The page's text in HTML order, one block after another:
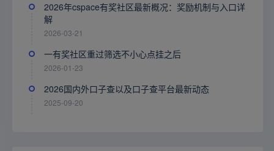
2026年cspace有奖社区最新概况：奖励机制与入口详
解
2026-03-21
一有奖社区重过筛选不小心点挂之后
2026-01-23
2026国内外口子查以及口子查平台最新动态
2025-09-20